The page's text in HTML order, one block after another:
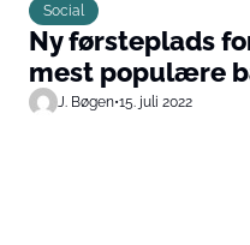
Social
Ny førsteplads
mest populære
J. Bøgen•15. juli 2022